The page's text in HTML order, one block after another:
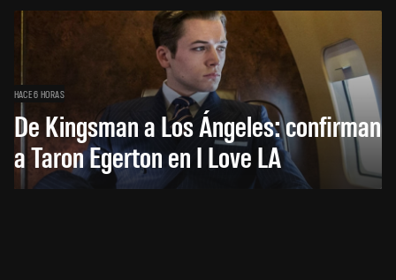
HACE 6 HORAS
De Kingsman a Los Ángeles: confirman
a Taron Egerton en I Love LA